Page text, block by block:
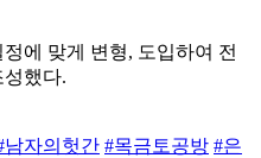
에 맞게 변형, 도입하여 전
했다.
남자의헛간 #목금토공방 #은